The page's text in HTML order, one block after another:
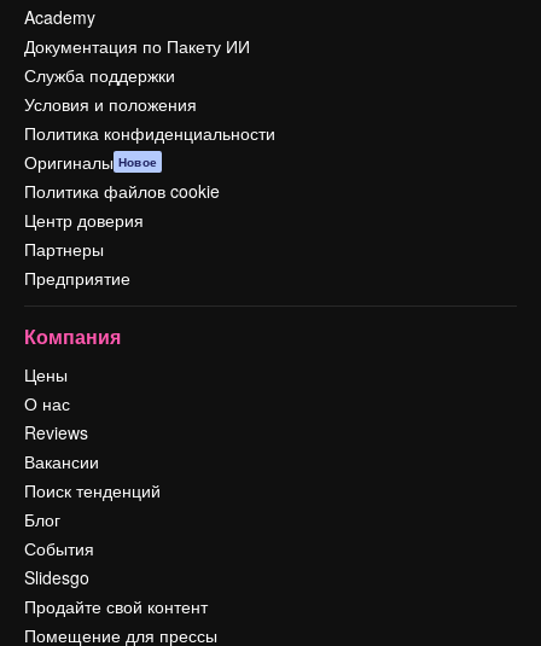
Academy
Документация по Пакету ИИ
Служба поддержки
Условия и положения
Политика конфиденциальности
Оригиналы Новое
Политика файлов cookie
Центр доверия
Партнеры
Предприятие
Компания
Цены
О нас
Reviews
Вакансии
Поиск тенденций
Блог
События
Slidesgo
Продайте свой контент
Помещение для прессы